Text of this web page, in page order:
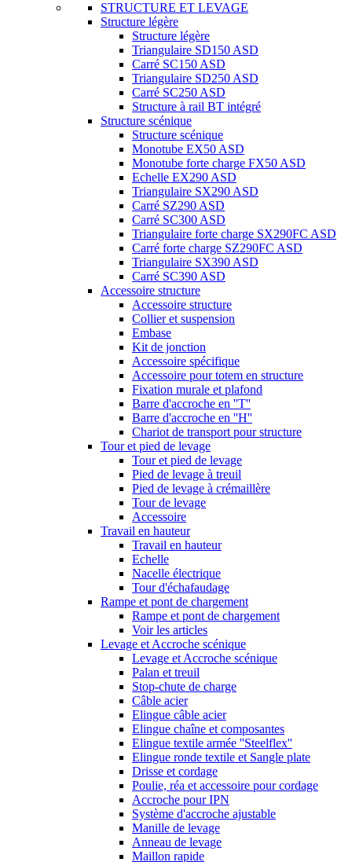
STRUCTURE ET LEVAGE
Structure légère
Structure légère
Triangulaire SD150 ASD
Carré SC150 ASD
Triangulaire SD250 ASD
Carré SC250 ASD
Structure à rail BT intégré
Structure scénique
Structure scénique
Monotube EX50 ASD
Monotube forte charge FX50 ASD
Echelle EX290 ASD
Triangulaire SX290 ASD
Carré SZ290 ASD
Carré SC300 ASD
Triangulaire forte charge SX290FC ASD
Carré forte charge SZ290FC ASD
Triangulaire SX390 ASD
Carré SC390 ASD
Accessoire structure
Accessoire structure
Collier et suspension
Embase
Kit de jonction
Accessoire spécifique
Accessoire pour totem en structure
Fixation murale et plafond
Barre d'accroche en ''T''
Barre d'accroche en ''H''
Chariot de transport pour structure
Tour et pied de levage
Tour et pied de levage
Pied de levage à treuil
Pied de levage à crémaillère
Tour de levage
Accessoire
Travail en hauteur
Travail en hauteur
Echelle
Nacelle électrique
Tour d'échafaudage
Rampe et pont de chargement
Rampe et pont de chargement
Voir les articles
Levage et Accroche scénique
Levage et Accroche scénique
Palan et treuil
Stop-chute de charge
Câble acier
Elingue câble acier
Elingue chaîne et composantes
Elingue textile armée ''Steelflex''
Elingue ronde textile et Sangle plate
Drisse et cordage
Poulie, réa et accessoire pour cordage
Accroche pour IPN
Système d'accroche ajustable
Manille de levage
Anneau de levage
Maillon rapide